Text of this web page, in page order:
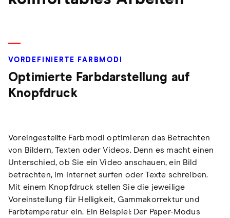
VORDEFINIERTE FARBMODI
Optimierte Farbdarstellung auf
Knopfdruck
Voreingestellte Farbmodi optimieren das Betrachten
von Bildern, Texten oder Videos. Denn es macht einen
Unterschied, ob Sie ein Video anschauen, ein Bild
betrachten, im Internet surfen oder Texte schreiben.
Mit einem Knopfdruck stellen Sie die jeweilige
Voreinstellung für Helligkeit, Gammakorrektur und
Farbtemperatur ein. Ein Beispiel: Der Paper-Modus